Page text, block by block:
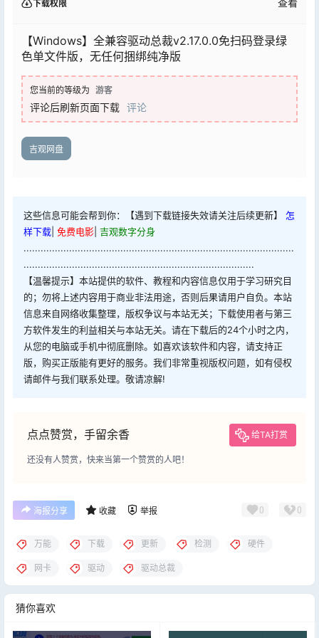
下载权限
【Windows】全兼容驱动总裁v2.17.0.0免扫码登录绿
色单文件版，无任何捆绑纯净版
您当前的等级为 游客
评论后刷新页面下载 评论
吉观网盘
这些信息可能会帮到你：【遇到下载链接失效请关注后续更新】 怎
样下载 免费电影 吉观数字分身
...............................................................................................
.................................................................................
【温馨提示】本站提供的软件、教程和内容信息仅用于学习研究目
的；勿将上述内容用于商业非法用途，否则后果请用户自负。本站
信息来自网络收集整理，版权争议与本站无关；下载使用者与第三
方软件发生的利益相关与本站无关。请在下载后的24个小时之内，
从您的电脑或手机中彻底删除。如喜欢该软件和内容，请支持正
版，购买正版能有更好的服务。我们非常重视版权问题，如有侵权
请邮件与我们联系处理。敬请凉解!
点点赞赏，手留余香 给TA打赏
还没有人赞赏，快来当第一个赞赏的人吧！
海报分享 收藏 举报 0 0
万能 下载 更新 检测 硬件
网卡 驱动 驱动总裁
猜你喜欢